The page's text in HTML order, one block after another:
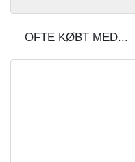
OFTE KØBT MED...